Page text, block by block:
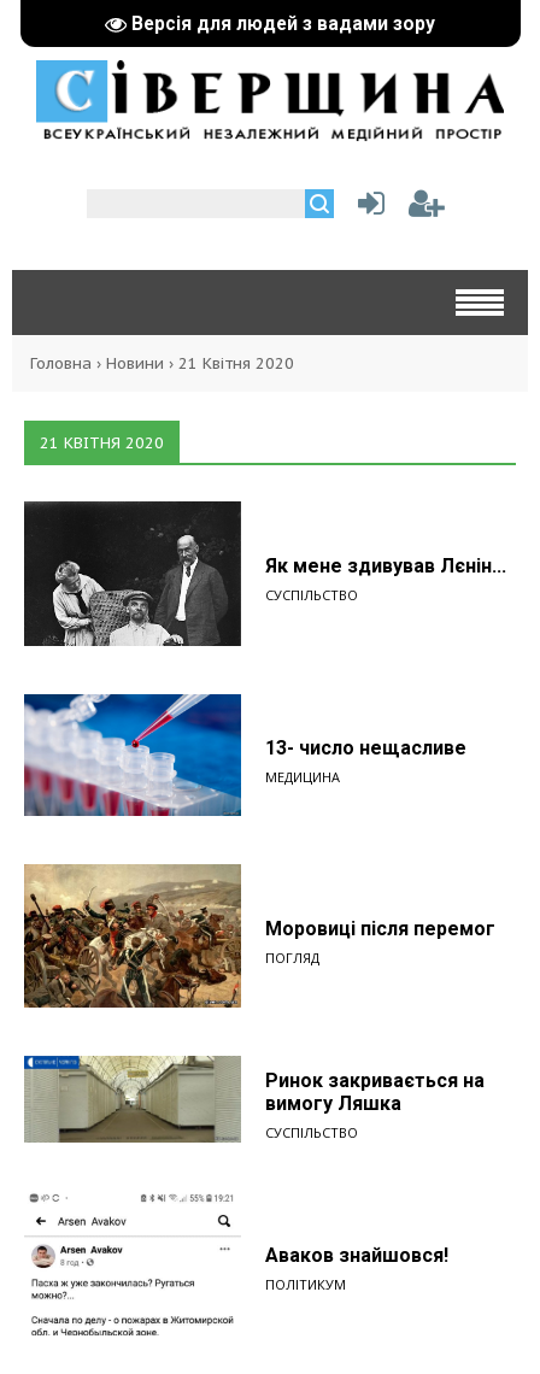
Версія для людей з вадами зору
Головна › Новини › 21 Квітня 2020
21 КВІТНЯ 2020
Як мене здивував Лєнін...
СУСПІЛЬСТВО
13- число нещасливе
МЕДИЦИНА
Моровиці після перемог
ПОГЛЯД
Ринок закривається на
вимогу Ляшка
СУСПІЛЬСТВО
Аваков знайшовся!
ПОЛІТИКУМ